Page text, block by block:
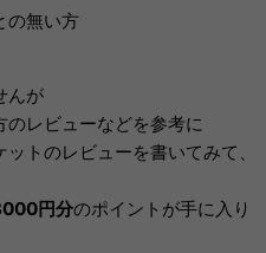
の無い方
んが
のレビューなどを参考に
トのレビューを書いてみて、
円分のポイントが手に入り